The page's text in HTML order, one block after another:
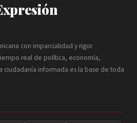
con imparcialidad y rigor
real de política, economía,
ciudadanía informada es la base de toda